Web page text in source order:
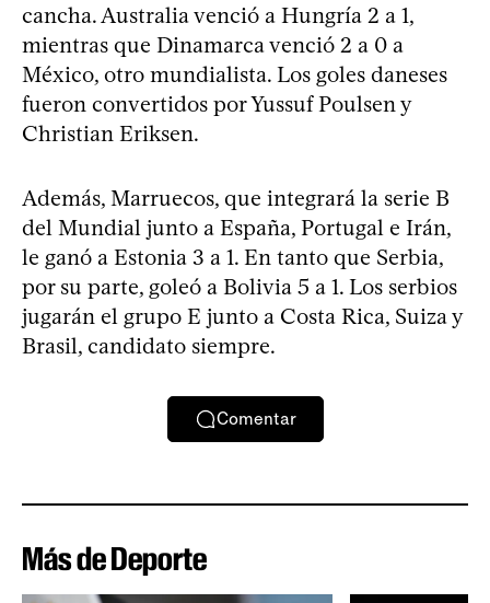
cancha. Australia venció a Hungría 2 a 1,
mientras que Dinamarca venció 2 a 0 a
México, otro mundialista. Los goles daneses
fueron convertidos por Yussuf Poulsen y
Christian Eriksen.
Además, Marruecos, que integrará la serie B
del Mundial junto a España, Portugal e Irán,
le ganó a Estonia 3 a 1. En tanto que Serbia,
por su parte, goleó a Bolivia 5 a 1. Los serbios
jugarán el grupo E junto a Costa Rica, Suiza y
Brasil, candidato siempre.
Comentar
Más de Deporte